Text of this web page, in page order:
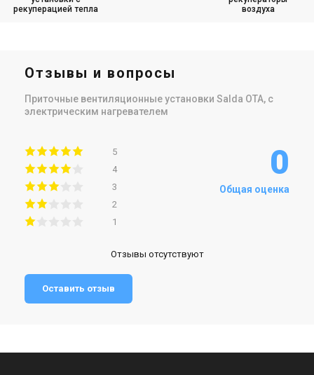
рекуперацией тепла
воздуха
Отзывы и вопросы
Приточные вентиляционные установки Salda OTA, с
электрическим нагревателем
5
4
3
2
1
0
Общая оценка
Отзывы отсутствуют
Оставить отзыв